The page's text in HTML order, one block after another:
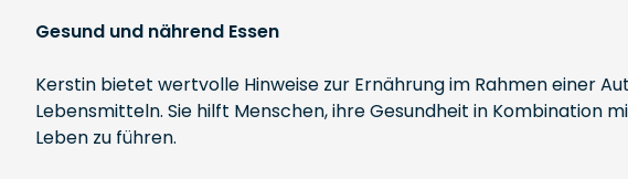
Gesund und nährend Essen
Kerstin bietet wertvolle Hinweise zur Ernährung im Rahmen einer
Lebensmitteln. Sie hilft Menschen, ihre Gesundheit in Kombination
Leben zu führen.